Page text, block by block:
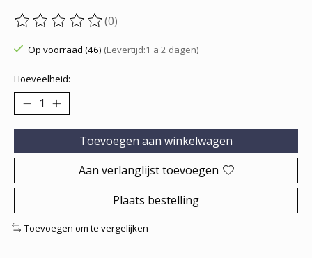
De beoordeling van dit product is
(0)
Op voorraad (46) (Levertijd:1 a 2 dagen)
Hoeveelheid:
Toevoegen aan winkelwagen
Aan verlanglijst toevoegen
Plaats bestelling
Toevoegen om te vergelijken